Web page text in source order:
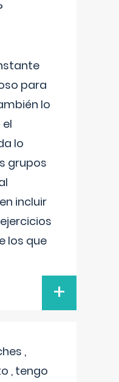
para
lo
lo
grupos
incluir
los que
+
,
, tengo